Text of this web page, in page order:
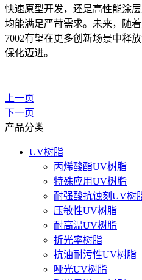
快速原型开发，还是高性能涂
均能满足严苛需求。未来，随
7002有望在更多创新场景中释
保化迈进。
上一页
下一页
产品分类
UV树脂
丙烯酸酯UV树脂
特殊应用UV树脂
耐强酸抗蚀刻UV树
压敏性UV树脂
耐高温UV树脂
折光率树脂
抗油耐污性UV树脂
哑光UV树脂